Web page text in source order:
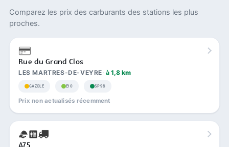
Comparez les prix des carburants des stations les plus
proches.
Rue du Grand Clos
LES MARTRES-DE-VEYRE à 1,8 km
GAZOLE E10 SP98
Prix non actualisés récemment